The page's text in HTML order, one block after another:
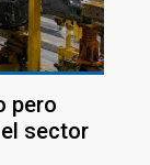
pero
sector